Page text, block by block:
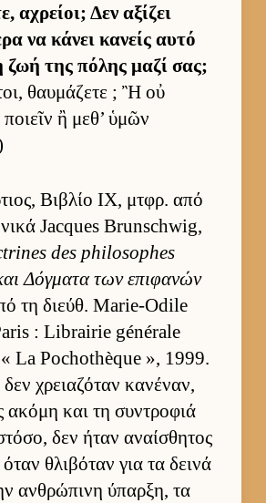
αχρεί­οι; Δεν αξίζει
να κάνει κανείς αυτό
ζωή της πόλης μαζί σας;
θαυ­μάζετε ; Ἢ οὐ
ἢ μεθ’ ὑμῶν
Βιβλίο IX, μτ­φρ. από
Jacques Brunschwig,
des philosophes
Δόγ­ματα των επιφανών
τη διεύθ. Marie-Odile
: Librairie générale
La Pochothèque », 1999.
χρεια­ζόταν κανέναν,
ακόμη και τη συντροφιά
δεν ήταν αναί­σθητος
θλιβόταν για τα δεινά
αν­θρώπινη ύπαρ­ξη, τα